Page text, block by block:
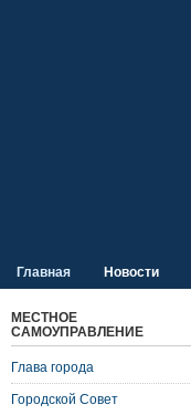
Главная Новости
МЕСТНОЕ
САМОУПРАВЛЕНИЕ
Глава города
Городской Совет